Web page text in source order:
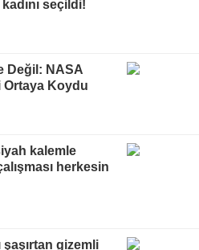
seçildi!
Değil: NASA
Ortaya Koydu
kalemle
herkesin
şaşırtan gizemli